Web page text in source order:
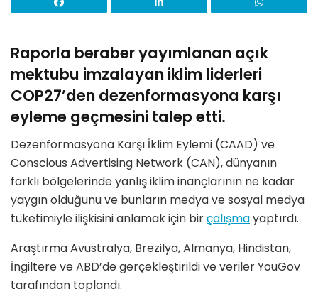
Raporla beraber yayımlanan açık
mektubu imzalayan iklim liderleri
COP27’den dezenformasyona karşı
eyleme geçmesini talep etti.
Dezenformasyona Karşı İklim Eylemi (CAAD) ve
Conscious Advertising Network (CAN), dünyanın
farklı bölgelerinde yanlış iklim inançlarının ne kadar
yaygın olduğunu ve bunların medya ve sosyal medya
tüketimiyle ilişkisini anlamak için birçalışmayaptırdı.
Araştırma Avustralya, Brezilya, Almanya, Hindistan,
İngiltere ve ABD’de gerçekleştirildi ve veriler YouGov
tarafından toplandı.